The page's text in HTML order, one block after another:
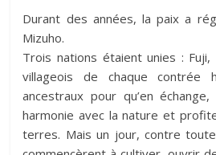
Durant des années, la paix a
Mizuho.
Trois nations étaient unies :
villageois de chaque contrée
ancestraux pour qu’en
harmonie avec la nature et
terres. Mais un jour, contre